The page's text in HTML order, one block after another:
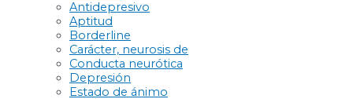
Antidepresivo
Aptitud
Borderline
Carácter, neurosis de
Conducta neurótica
Depresión
Estado de ánimo